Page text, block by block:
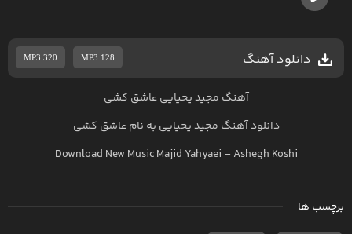
دانلود آهنگ MP3 320 MP3 128
آهنگ مجید یحیایی عاشق کشی
دانلود آهنگ مجید یحیایی به نامعاشق کشی
Download New MusicMajid Yahyaei – Ashegh Koshi
برچسب ها